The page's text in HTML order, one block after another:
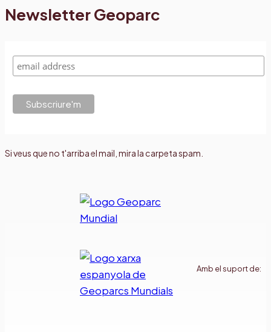
Newsletter Geoparc
Si veus que no t'arriba el mail, mira la carpeta spam.
Amb el suport de: